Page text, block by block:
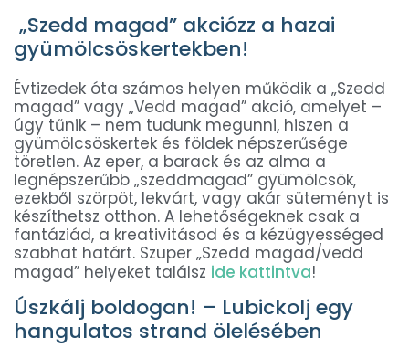
„Szedd magad” akciózz a hazai
gyümölcsöskertekben!
Évtizedek óta számos helyen működik a „Szedd
magad” vagy „Vedd magad” akció, amelyet –
úgy tűnik – nem tudunk megunni, hiszen a
gyümölcsöskertek és földek népszerűsége
töretlen. Az eper, a barack és az alma a
legnépszerűbb „szeddmagad” gyümölcsök,
ezekből szörpöt, lekvárt, vagy akár süteményt is
készíthetsz otthon. A lehetőségeknek csak a
fantáziád, a kreativitásod és a kézügyességed
szabhat határt. Szuper „Szedd magad/vedd
magad” helyeket találsz ide kattintva!
Úszkálj boldogan! – Lubickolj egy
hangulatos strand ölelésében